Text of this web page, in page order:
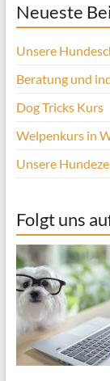
Neueste
Unsere
Beratung und
Dog Tricks Kurs
Welpenkurs in
Unsere
Folgt uns